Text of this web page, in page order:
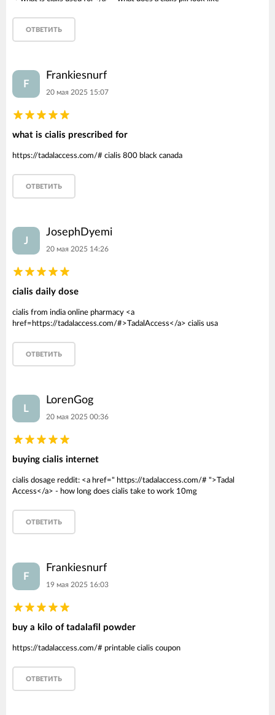
ОТВЕТИТЬ
F
Frankiesnurf
20 мая 2025 15:07
what is cialis prescribed for
https://tadalaccess.com/# cialis 800 black canada
ОТВЕТИТЬ
J
JosephDyemi
20 мая 2025 14:26
cialis daily dose
cialis from india online pharmacy <a
href=https://tadalaccess.com/#>TadalAccess</a> cialis usa
ОТВЕТИТЬ
L
LorenGog
20 мая 2025 00:36
buying cialis internet
cialis dosage reddit: <a href=" https://tadalaccess.com/# ">Tadal
Access</a> - how long does cialis take to work 10mg
ОТВЕТИТЬ
F
Frankiesnurf
19 мая 2025 16:03
buy a kilo of tadalafil powder
https://tadalaccess.com/# printable cialis coupon
ОТВЕТИТЬ